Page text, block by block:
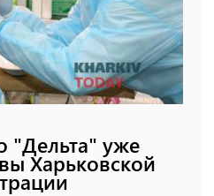
"Дельта" уже
Харьковской